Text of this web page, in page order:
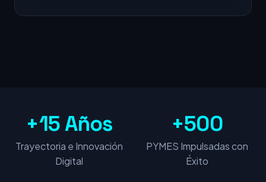
+15 Años
Trayectoria e Innovación
Digital
+500
PYMES Impulsadas con
Éxito